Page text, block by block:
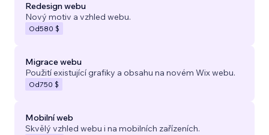
Redesign webu
Nový motiv a vzhled webu.
Od580 $
Migrace webu
Použití existující grafiky a obsahu na novém Wix webu.
Od750 $
Mobilní web
Skvělý vzhled webu i na mobilních zařízeních.